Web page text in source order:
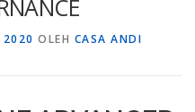
2020 OLEH CASA ANDI